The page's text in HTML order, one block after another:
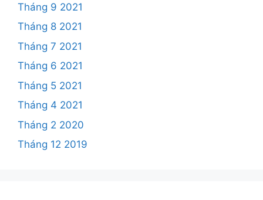
Tháng 9 2021
Tháng 8 2021
Tháng 7 2021
Tháng 6 2021
Tháng 5 2021
Tháng 4 2021
Tháng 2 2020
Tháng 12 2019